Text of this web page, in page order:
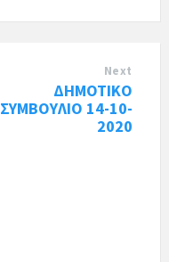
Next
ΔΗΜΟΤΙΚΟ
ΣΥΜΒΟΥΛΙΟ 14-10-
2020